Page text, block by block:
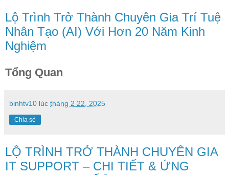
Lộ Trình Trở Thành Chuyên Gia Trí Tuệ
Nhân Tạo (AI) Với Hơn 20 Năm Kinh
Nghiệm
Tổng Quan
binhtv10 lúc tháng 2 22, 2025
Chia sẻ
LỘ TRÌNH TRỞ THÀNH CHUYÊN GIA
IT SUPPORT – CHI TIẾT & ỨNG